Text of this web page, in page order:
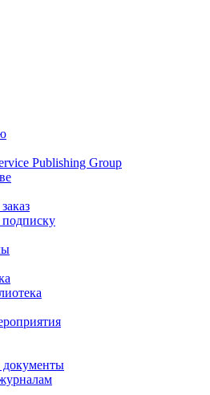
Publishing Group